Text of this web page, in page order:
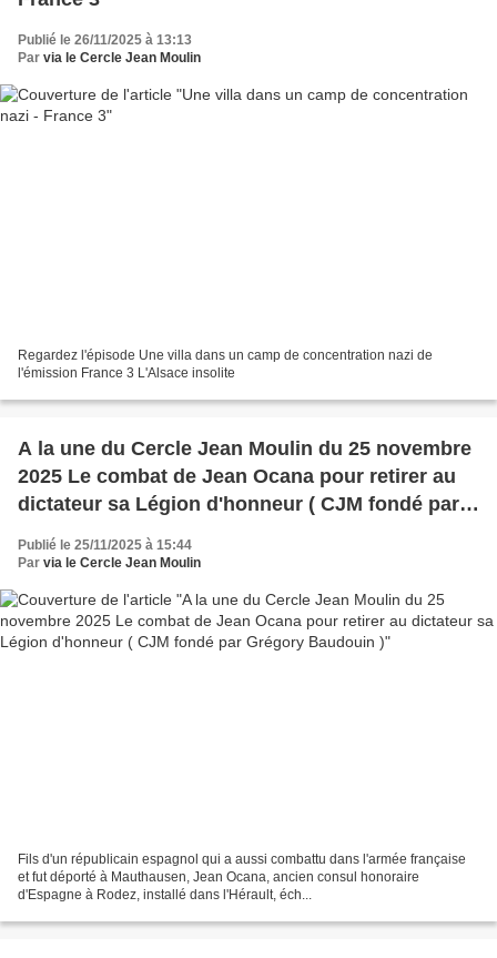
Publié le 26/11/2025 à 13:13
Par via le Cercle Jean Moulin
Regardez l'épisode Une villa dans un camp de concentration nazi de
l'émission France 3 L'Alsace insolite
A la une du Cercle Jean Moulin du 25 novembre
2025 Le combat de Jean Ocana pour retirer au
dictateur sa Légion d'honneur ( CJM fondé par
Publié le 25/11/2025 à 15:44
Par via le Cercle Jean Moulin
Fils d'un républicain espagnol qui a aussi combattu dans l'armée française
et fut déporté à Mauthausen, Jean Ocana, ancien consul honoraire
d'Espagne à Rodez, installé dans l'Hérault, éch...